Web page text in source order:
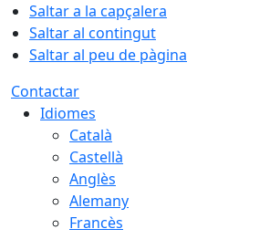
Saltar a la capçalera
Saltar al contingut
Saltar al peu de pàgina
Contactar
Idiomes
Català
Castellà
Anglès
Alemany
Francès